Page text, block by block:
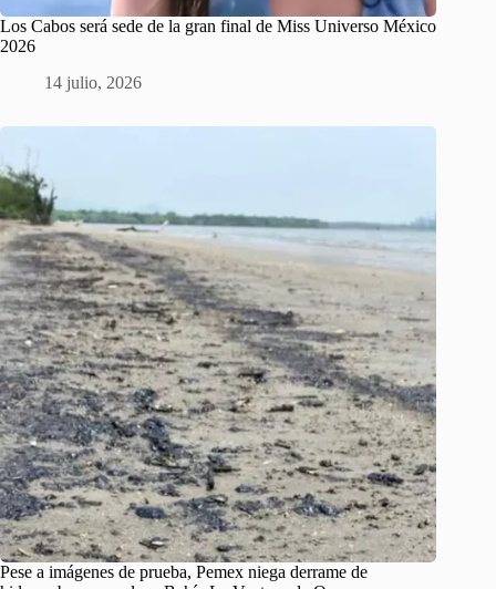
Los Cabos será sede de la gran final de Miss Universo México
2026
14 julio, 2026
Pese a imágenes de prueba, Pemex niega derrame de